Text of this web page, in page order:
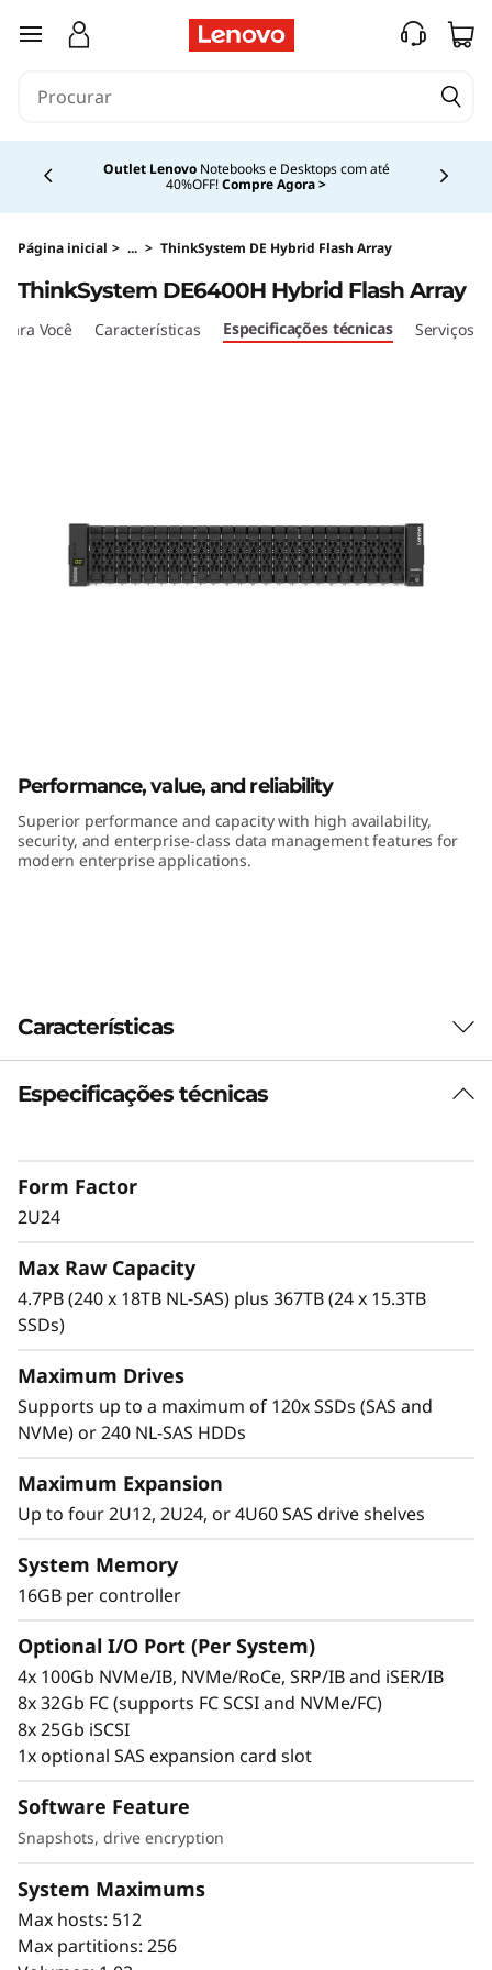
v
o
m
D
E
0
0
H
y
b
d
F
h
A
a
saltar para o conteúdo principal
Outlet Lenovo Notebooks e Desktops com até
40%OFF!Compre Agora >
Página inicial > ... > ThinkSystem DE Hybrid Flash Array
Array
ThinkSystem DE6400H Hybrid Flash Array
Você Características Especificações técnicas Serviços
Performance, value, and reliability
Superior performance and capacity with high availability,
security, and enterprise-class data management features for
modern enterprise applications.
Características
With Dynamic Disk Pools (DDP) technology,
there are no idle spares to manage, and you
don’t need to reconfigure RAID when you
information and spare capacity across a pool
of drives to simplify the management of
It also enhances data protection by enabling
faster rebuilds after a drive failure. DDP
likelihood of another failure by using every
drive in the pool for faster rebuilds.
The capability to dynamically rebalance data
across all drives in the pool when drives are
added or removed is one of the key features of
group is limited to a fixed number of drives.
DDP, on the other hand, lets you add or
ThinkSystem DE Series offers advanced
enterprise-class data protection, both locally
and over long distance, including:
Snapshot / Volume copy
Especificações técnicas
Form Factor
2U24
Max Raw Capacity
4.7PB (240 x 18TB NL-SAS) plus 367TB (24 x 15.3TB
SSDs)
Maximum Drives
Supports up to a maximum of 120x SSDs (SAS and
NVMe) or 240 NL-SAS HDDs
Maximum Expansion
Up to four 2U12, 2U24, or 4U60 SAS drive shelves
System Memory
16GB per controller
Optional I/O Port (Per System)
4x 100Gb NVMe/IB, NVMe/RoCe, SRP/IB and iSER/IB
8x 32Gb FC (supports FC SCSI and NVMe/FC)
8x 25Gb iSCSI
1x optional SAS expansion card slot
Software Feature
Snapshots, drive encryption
System Maximums
Max hosts: 512
Max partitions: 256